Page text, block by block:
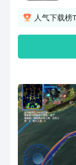
人气下载